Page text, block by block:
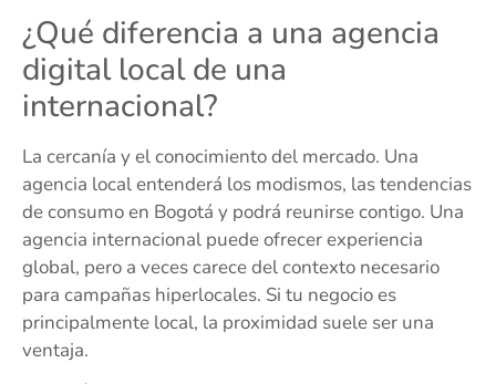
¿Qué diferencia a una agencia
digital local de una
internacional?
La cercanía y el conocimiento del mercado. Una
agencia local entenderá los modismos, las tendencias
de consumo en Bogotá y podrá reunirse contigo. Una
agencia internacional puede ofrecer experiencia
global, pero a veces carece del contexto necesario
para campañas hiperlocales. Si tu negocio es
principalmente local, la proximidad suele ser una
ventaja.